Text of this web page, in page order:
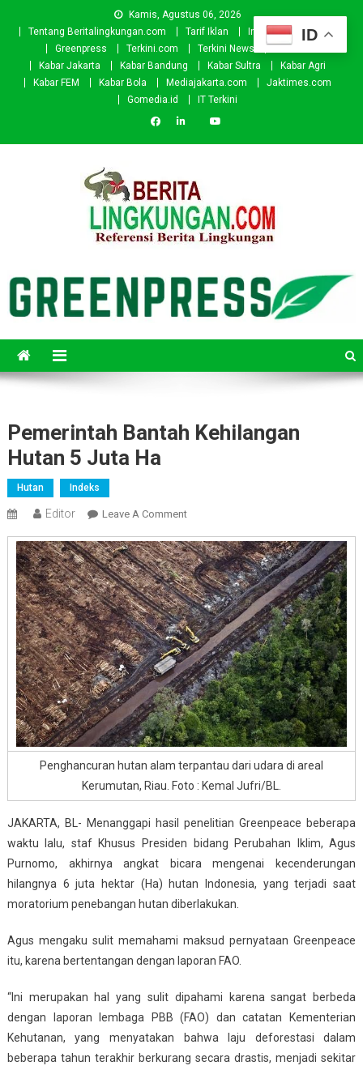
Kamis, Agustus 06, 2026
Tentang Beritalingkungan.com
Tarif Iklan Investor
Donasi
Greenpress
Terkini.com Terkini News
Kabar.id
Kabar Jakarta
Kabar Bandung Kabar Sultra
Kabar Agri
Kabar FEM
Kabar Bola Mediajakarta.com
Jaktimes.com
Gomedia.id
IT Terkini
Pemerintah Bantah Kehilangan
Hutan 5 Juta Ha
Hutan Indeks
Editor Leave A CommentOn
Bantah
Kehilangan
Hutan
5
Juta
Ha
Penghancuran hutan alam terpantau dari udara di areal
Kerumutan, Riau. Foto : Kemal Jufri/BL.
JAKARTA, BL- Menanggapi hasil penelitian Greenpeace beberapa
waktu lalu, staf Khusus Presiden bidang Perubahan Iklim, Agus
Purnomo, akhirnya angkat bicara mengenai kecenderungan
hilangnya 6 juta hektar (Ha) hutan Indonesia, yang terjadi saat
moratorium penebangan hutan diberlakukan.
Agus mengaku sulit memahami maksud pernyataan Greenpeace
itu, karena bertentangan dengan laporan FAO.
“Ini merupakan hal yang sulit dipahami karena sangat berbeda
dengan laporan lembaga PBB (FAO) dan catatan Kementerian
Kehutanan, yang menyatakan bahwa laju deforestasi dalam
beberapa tahun terakhir berkurang secara drastis, menjadi sekitar
ID